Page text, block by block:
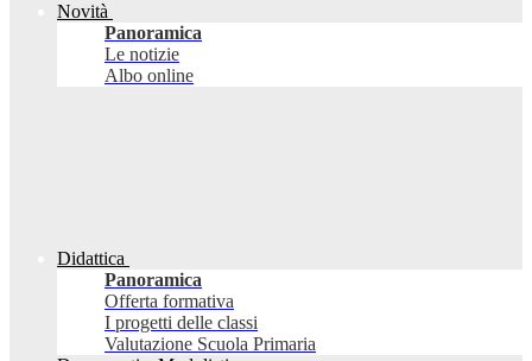
Novità
Panoramica
Le notizie
Albo online
Didattica
Panoramica
Offerta formativa
I progetti delle classi
Valutazione Scuola Primaria